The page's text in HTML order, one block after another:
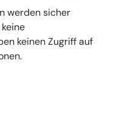
werden sicher
keinen Zugriff auf